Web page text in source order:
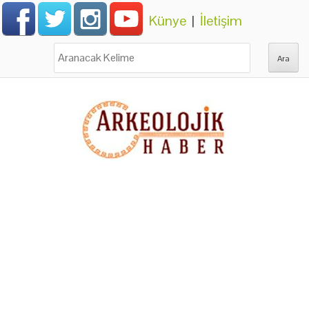
Künye | İletişim